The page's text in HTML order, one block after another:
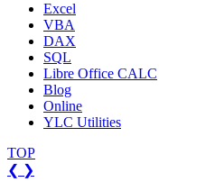
Excel
VBA
DAX
SQL
Libre Office CALC
Blog
Online
YLC Utilities
TOP
❮ ❯